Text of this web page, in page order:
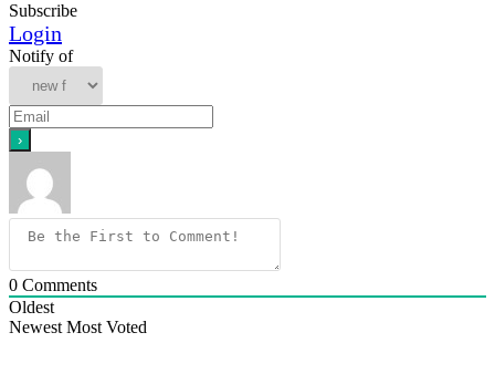
Subscribe
Login
Notify of
0 Comments
Oldest
Newest Most Voted